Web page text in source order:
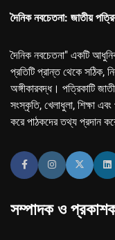
দৈনিক নবচেতনা: জাতীয়
দৈনিক নবচেতনা" একটি
প্রতিটি প্রান্ত থেকে সঠিক,
অঙ্গীকারবদ্ধ। পত্রিকাটি
সংস্কৃতি, খেলাধুলা, শিক্ষা
করে পাঠকদের তথ্য প্রদান
সম্পাদক ও